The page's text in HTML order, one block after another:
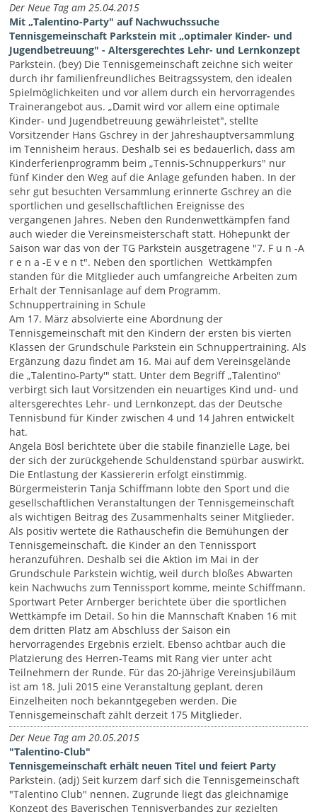
Der Neue Tag am 25.04.2015
Mit „Talentino-Party" auf Nachwuchssuche
Tennisgemeinschaft Parkstein mit „optimaler Kinder- und
Jugendbetreuung" - Altersgerechtes Lehr- und Lernkonzept
Parkstein. (bey) Die Tennisgemeinschaft zeichne sich weiter
durch ihr familienfreundliches Beitragssystem, den idealen
Spielmöglichkeiten und vor allem durch ein hervorragendes
Trainerangebot aus. „Damit wird vor allem eine optimale
Kinder- und Jugendbetreuung gewährleistet", stellte
Vorsitzender Hans Gschrey in der Jahreshauptversammlung
im Tennisheim heraus. Deshalb sei es bedauerlich, dass am
Kinderferienprogramm beim „Tennis-Schnupperkurs" nur
fünf Kinder den Weg auf die Anlage gefunden haben. In der
sehr gut besuchten Versammlung erinnerte Gschrey an die
sportlichen und gesellschaftlichen Ereignisse des
vergangenen Jahres. Neben den Rundenwettkämpfen fand
auch wieder die Vereinsmeisterschaft statt. Höhepunkt der
Saison war das von der TG Parkstein ausgetragene "7. F u n -A
r e n a -E v e n t". Neben den sportlichen Wettkämpfen
standen für die Mitglieder auch umfangreiche Arbeiten zum
Erhalt der Tennisanlage auf dem Programm.
Schnuppertraining in Schule
Am 17. März absolvierte eine Abordnung der
Tennisgemeinschaft mit den Kindern der ersten bis vierten
Klassen der Grundschule Parkstein ein Schnuppertraining. Als
Ergänzung dazu findet am 16. Mai auf dem Vereinsgelände
die „Talentino-Party'" statt. Unter dem Begriff „Talentino"
verbirgt sich laut Vorsitzenden ein neuartiges Kind und- und
altersgerechtes Lehr- und Lernkonzept, das der Deutsche
Tennisbund für Kinder zwischen 4 und 14 Jahren entwickelt
hat.
Angela Bösl berichtete über die stabile finanzielle Lage, bei
der sich der zurückgehende Schuldenstand spürbar auswirkt.
Die Entlastung der Kassiererin erfolgt einstimmig.
Bürgermeisterin Tanja Schiffmann lobte den Sport und die
gesellschaftlichen Veranstaltungen der Tennisgemeinschaft
als wichtigen Beitrag des Zusammenhalts seiner Mitglieder.
Als positiv wertete die Rathauschefin die Bemühungen der
Tennisgemeinschaft. die Kinder an den Tennissport
heranzuführen. Deshalb sei die Aktion im Mai in der
Grundschule Parkstein wichtig, weil durch bloßes Abwarten
kein Nachwuchs zum Tennissport komme, meinte Schiffmann.
Sportwart Peter Arnberger berichtete über die sportlichen
Wettkämpfe im Detail. So hin die Mannschaft Knaben 16 mit
dem dritten Platz am Abschluss der Saison ein
hervorragendes Ergebnis erzielt. Ebenso achtbar auch die
Platzierung des Herren-Teams mit Rang vier unter acht
Teilnehmern der Runde. Für das 20-jährige Vereinsjubiläum
ist am 18. Juli 2015 eine Veranstaltung geplant, deren
Einzelheiten noch bekanntgegeben werden. Die
Tennisgemeinschaft zählt derzeit 175 Mitglieder.
Der Neue Tag am 20.05.2015
"Talentino-Club"
Tennisgemeinschaft erhält neuen Titel und feiert Party
Parkstein. (adj) Seit kurzem darf sich die Tennisgemeinschaft
"Talentino­ Club" nennen. Zugrunde liegt das gleichnamige
Konzept des Bayerischen Tennisverbandes zur gezielten